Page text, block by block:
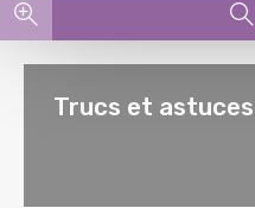
Trucs et